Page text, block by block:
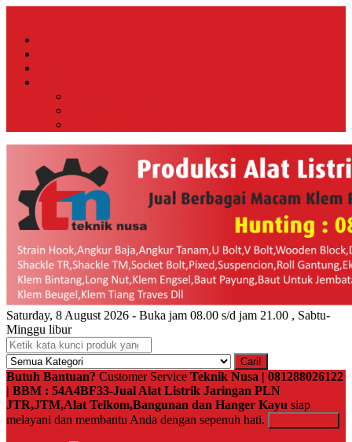
Saturday, 8 August 2026 - Buka jam 08.00 s/d jam 21.00 , Sabtu-
Minggu libur
Cari!
Butuh Bantuan? Customer Service Teknik Nusa | 081288026122
| BBM : 54A4BF33-Jual Alat Listrik Jaringan PLN
JTR,JTM,Alat Telkom,Bangunan dan Hanger Kayu siap
melayani dan membantu Anda dengan sepenuh hati.